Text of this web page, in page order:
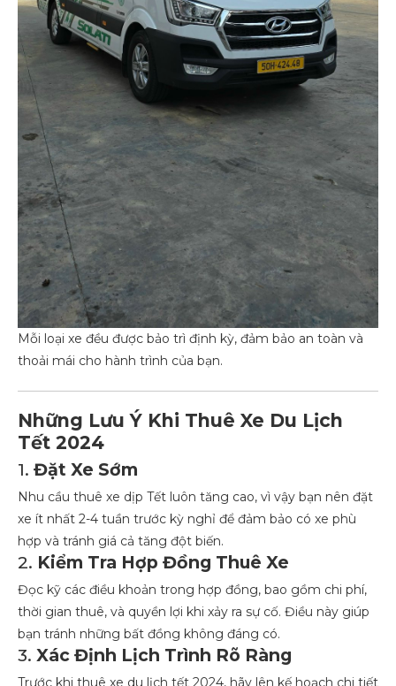
Mỗi loại xe đều được bảo trì định kỳ, đảm bảo an toàn và
thoải mái cho hành trình của bạn.
Những Lưu Ý Khi Thuê Xe Du Lịch
Tết 2024
1. Đặt Xe Sớm
Nhu cầu thuê xe dịp Tết luôn tăng cao, vì vậy bạn nên đặt
xe ít nhất 2-4 tuần trước kỳ nghỉ để đảm bảo có xe phù
hợp và tránh giá cả tăng đột biến.
2. Kiểm Tra Hợp Đồng Thuê Xe
Đọc kỹ các điều khoản trong hợp đồng, bao gồm chi phí,
thời gian thuê, và quyền lợi khi xảy ra sự cố. Điều này giúp
bạn tránh những bất đồng không đáng có.
3. Xác Định Lịch Trình Rõ Ràng
Trước khi thuê xe du lịch tết 2024, hãy lên kế hoạch chi tiết